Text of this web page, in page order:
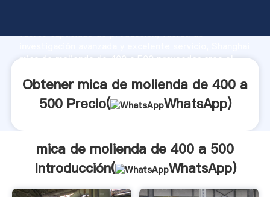
fuerte capacidad de producción, fuerza de
mica de molienda de 400 a 500 proveedor crea el
Obtener mica de molienda de 400 a
500 Precio(
WhatsApp)
mica de molienda de 400 a 500
Introducción(
WhatsApp)